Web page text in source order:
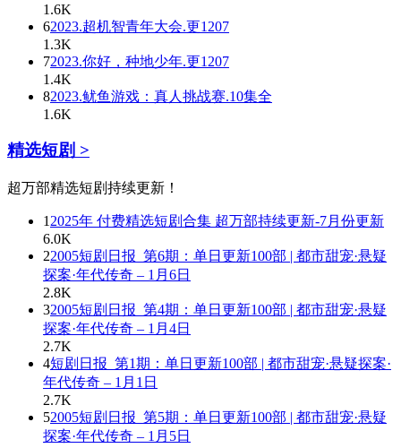
1.6K
62023.超机智青年大会.更1207
1.3K
72023.你好，种地少年.更1207
1.4K
82023.鱿鱼游戏：真人挑战赛.10集全
1.6K
精选短剧 >
超万部精选短剧持续更新！
1 2025年 付费精选短剧合集 超万部持续更新-7月份更新
6.0K
22005短剧日报_第6期：单日更新100部 | 都市甜宠·悬疑
探案·年代传奇 – 1月6日
2.8K
32005短剧日报_第4期：单日更新100部 | 都市甜宠·悬疑
探案·年代传奇 – 1月4日
2.7K
4短剧日报_第1期：单日更新100部 | 都市甜宠·悬疑探案·
年代传奇 – 1月1日
2.7K
52005短剧日报_第5期：单日更新100部 | 都市甜宠·悬疑
探案·年代传奇 – 1月5日